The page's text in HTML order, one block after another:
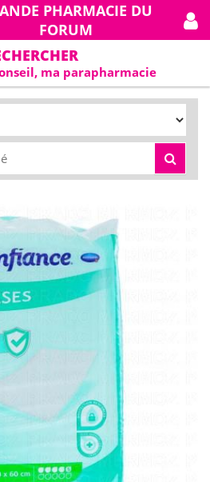
PHARMACIE DU
FORUM
ma parapharmacie